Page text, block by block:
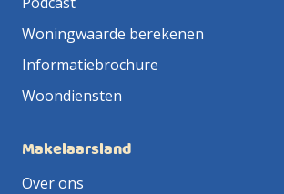
Woningwaarde berekenen
Informatiebrochure
Woondiensten
Makelaarsland
Over ons